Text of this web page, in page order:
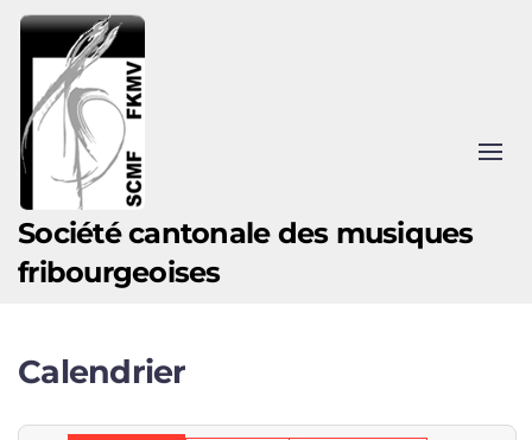
Accéder au contenu principal
Société cantonale des musiques
fribourgeoises
Calendrier